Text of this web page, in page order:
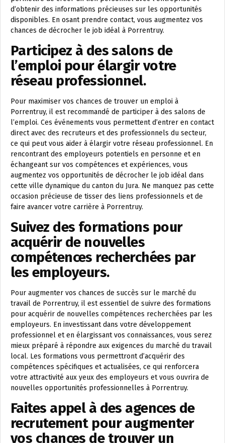
d’obtenir des informations précieuses sur les opportunités
disponibles. En osant prendre contact, vous augmentez vos
chances de décrocher le job idéal à Porrentruy.
Participez à des salons de
l’emploi pour élargir votre
réseau professionnel.
Pour maximiser vos chances de trouver un emploi à
Porrentruy, il est recommandé de participer à des salons de
l’emploi. Ces événements vous permettent d’entrer en contact
direct avec des recruteurs et des professionnels du secteur,
ce qui peut vous aider à élargir votre réseau professionnel. En
rencontrant des employeurs potentiels en personne et en
échangeant sur vos compétences et expériences, vous
augmentez vos opportunités de décrocher le job idéal dans
cette ville dynamique du canton du Jura. Ne manquez pas cette
occasion précieuse de tisser des liens professionnels et de
faire avancer votre carrière à Porrentruy.
Suivez des formations pour
acquérir de nouvelles
compétences recherchées par
les employeurs.
Pour augmenter vos chances de succès sur le marché du
travail de Porrentruy, il est essentiel de suivre des formations
pour acquérir de nouvelles compétences recherchées par les
employeurs. En investissant dans votre développement
professionnel et en élargissant vos connaissances, vous serez
mieux préparé à répondre aux exigences du marché du travail
local. Les formations vous permettront d’acquérir des
compétences spécifiques et actualisées, ce qui renforcera
votre attractivité aux yeux des employeurs et vous ouvrira de
nouvelles opportunités professionnelles à Porrentruy.
Faites appel à des agences de
recrutement pour augmenter
vos chances de trouver un